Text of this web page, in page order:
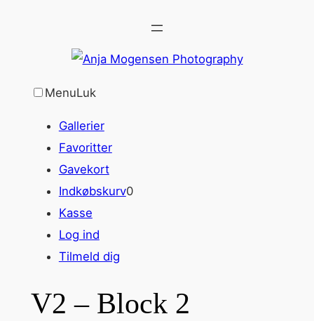
MenuLuk
Gallerier
Favoritter
Gavekort
Indkøbskurv0
Kasse
Log ind
Tilmeld dig
V2 – Block 2